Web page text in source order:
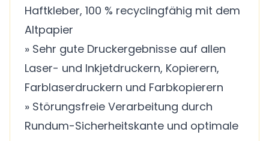
Haftkleber, 100 % recyclingfähig mit dem
Altpapier
» Sehr gute Druckergebnisse auf allen
Laser- und Inkjetdruckern, Kopierern,
Farblaserdruckern und Farbkopierern
» Störungsfreie Verarbeitung durch
Rundum-Sicherheitskante und optimale